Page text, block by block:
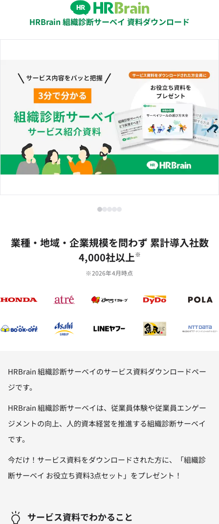
HRBrain 組織診断サーベイ 資料ダウンロード
業種‧地域‧企業規模を問わず 累計導⼊社数
4,000社以上※
※2026年4月時点
HRBrain 組織診断サーベイのサービス資料ダウンロードペー
ジです。
HRBrain 組織診断サーベイは、従業員体験や従業員エンゲー
ジメントの向上、人的資本経営を推進する組織診断サーベイ
です。
今だけ！サービス資料をダウンロードされた方に、「組織診
断サーベイ お役立ち資料3点セット」をプレゼント！
サービス資料でわかること